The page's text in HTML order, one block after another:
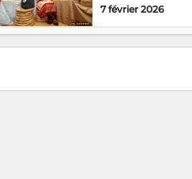
7 février 2026